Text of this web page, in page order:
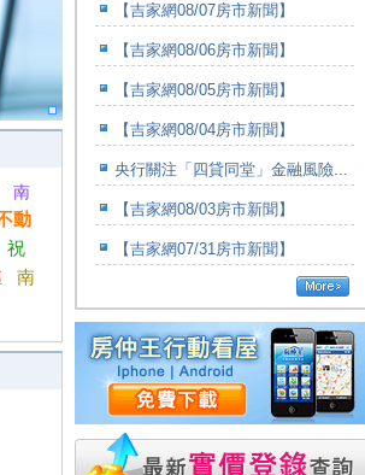
南
動
祝
南
【吉家網08/07房市新聞】
【吉家網08/06房市新聞】
【吉家網08/05房市新聞】
【吉家網08/04房市新聞】
央行關注「四貸同堂」金融風險...
【吉家網08/03房市新聞】
【吉家網07/31房市新聞】